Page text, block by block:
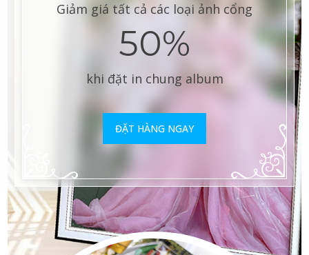
Giảm giá tất cả các loại ảnh cổng
50%
khi đặt in chung album
ĐẶT HÀNG NGAY